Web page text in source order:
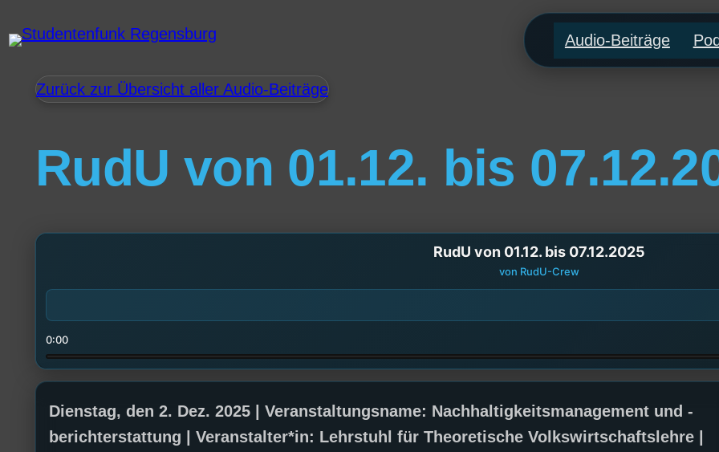
Audio-Beiträge
Zurück zur Übersicht aller Audio-Beiträge
RudU von 01.12. bis
RudU von 01.12. bis 07.12.2025
von RudU-Crew
0:00
Dienstag, den 2. Dez. 2025 | Veranstaltungsname: Nachhaltigkeitsmanagement und -
berichterstattung | Veranstalter*in: Lehrstuhl für Theoretische Volkswirtschaftslehre |